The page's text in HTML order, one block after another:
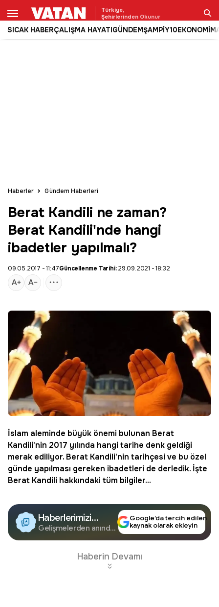
Türkiye,
Şehirlerinden Okunur
SICAK HABERÇALIŞMA HAYATIGÜNDEMŞAMPİY10EKONOMİ
Ara
Haberler Gündem Haberleri
Berat Kandili ne zaman?
Berat Kandili'nde hangi
ibadetler yapılmalı?
09.05.2017 - 11:47Güncellenme Tarihi:29.09.2021 - 18:32
İslam aleminde büyük önemi bulunan Berat
Kandili'nin 2017 yılında hangi tarihe denk geldiği
merak ediliyor. Berat Kandili'nin tarihçesi ve bu özel
günde yapılması gereken ibadetleri de derledik. İşte
Berat Kandili hakkındaki tüm bilgiler...
Haberlerimizi
Google'da Takip
Edin
Gelişmelerden anında
Google’da tercih edilen
kaynak olarak ekleyin
Haberin Devamı